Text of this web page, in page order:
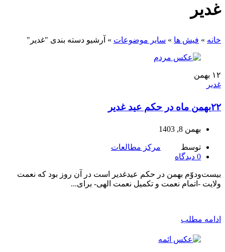
غدیر
خانه » فیش ها » سایر موضوعات » آرشیو دسته بندی "غدیر"
۱۲ بهمن
غدیر
۲۲بهمن ماه در حکم عید غدیر
بهمن 8, 1403
توسط
مرکز مطالعات
0 دیدگاه
بیست‌ودوّم بهمن در حکم عیدغدیر است در آن روز بود که نعمت
ولایت ‌-اتمام نعمت و تکمیل نعمت الهى- براى...
ادامه مطلب